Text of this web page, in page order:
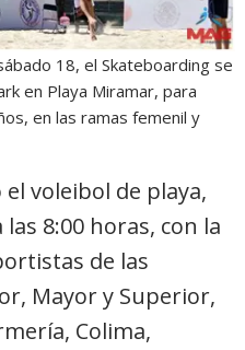
18, el Skateboarding se
en Playa Miramar, para
en las ramas femenil y
voleibol de playa,
8:00 horas, con la
de las
Mayor y Superior,
Colima,